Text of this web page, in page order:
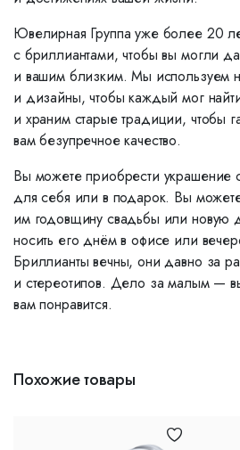
Ювелирная Группа уже более 20
с бриллиантами, чтобы вы могли
и вашим близким. Мы используем
и дизайны, чтобы каждый мог
и храним старые традиции, чтобы
вам безупречное качество.
Вы можете приобрести украшение
для себя или в подарок. Вы
им годовщину свадьбы или новую
носить его днём в офисе или
Бриллианты вечны, они давно за
и стереотипов. Дело за малым —
вам понравится.
Похожие товары